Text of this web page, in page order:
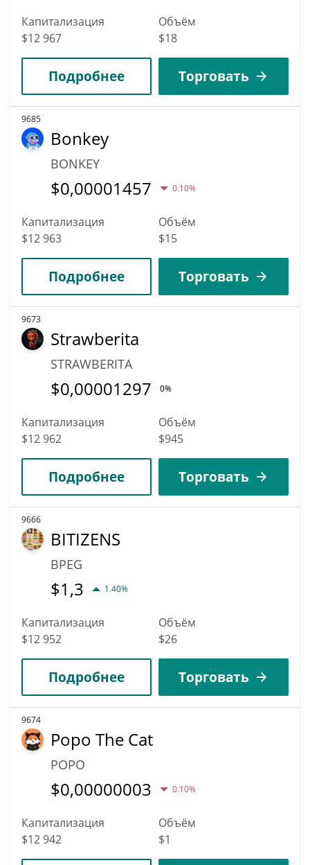
Капитализация
$12 967
Объём
$18
Подробнее Торговать
9685
Bonkey
BONKEY
$0,00001457 0.10%
Капитализация
$12 963
Объём
$15
Подробнее Торговать
9673
Strawberita
STRAWBERITA
$0,00001297 0%
Капитализация
$12 962
Объём
$945
Подробнее Торговать
9666
BITIZENS
BPEG
$1,3 1.40%
Капитализация
$12 952
Объём
$26
Подробнее Торговать
9674
Popo The Cat
POPO
$0,00000003 0.10%
Капитализация
$12 942
Объём
$1